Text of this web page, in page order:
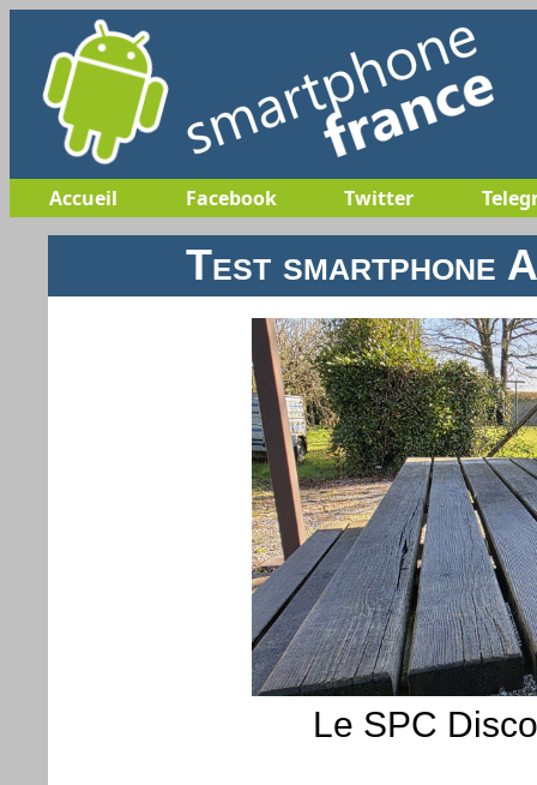
Accueil Facebook Twitter
Test smartphone
Le SPC